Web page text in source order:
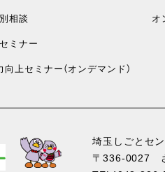
相談
ミナー
上セミナー（オンデマンド）
オ
埼玉しごとセ
〒336-0027